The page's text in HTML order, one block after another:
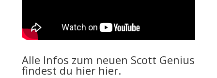
Alle Infos zum neuen Scott Genius
findest du hier hier.